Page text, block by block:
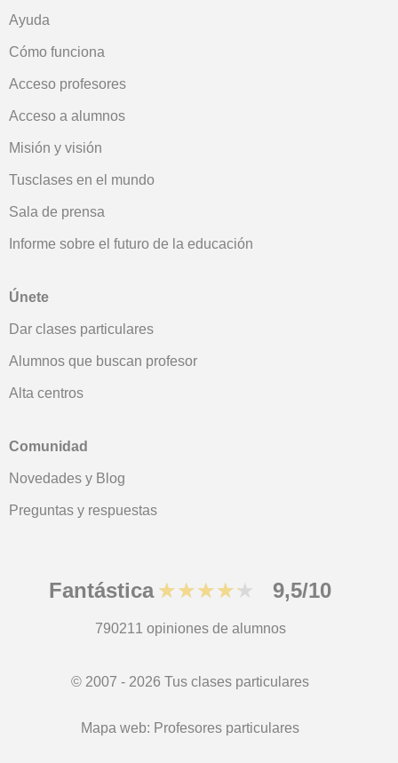
Ayuda
Cómo funciona
Acceso profesores
Acceso a alumnos
Misión y visión
Tusclases en el mundo
Sala de prensa
Informe sobre el futuro de la educación
Únete
Dar clases particulares
Alumnos que buscan profesor
Alta centros
Comunidad
Novedades y Blog
Preguntas y respuestas
Fantástica ★★★★★ 9,5/10
790211 opiniones de alumnos
© 2007 - 2026 Tus clases particulares
Mapa web: Profesores particulares